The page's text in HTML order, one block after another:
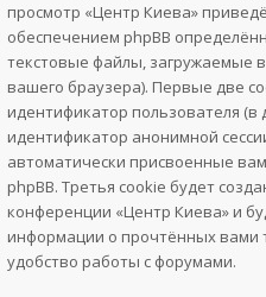
просмотр «Центр Киева»
обеспечением phpBB
текстовые файлы, загружаемые
вашего браузера). Первые две
идентификатор пользователя
идентификатор анонимной
автоматически присвоенные
phpBB. Третья cookie будет
конференции «Центр Киева» и
информации о прочтённых
удобство работы с форумами.